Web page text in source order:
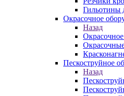
Гильотины
Окрасочное
Назад
Пескоструйное
Назад